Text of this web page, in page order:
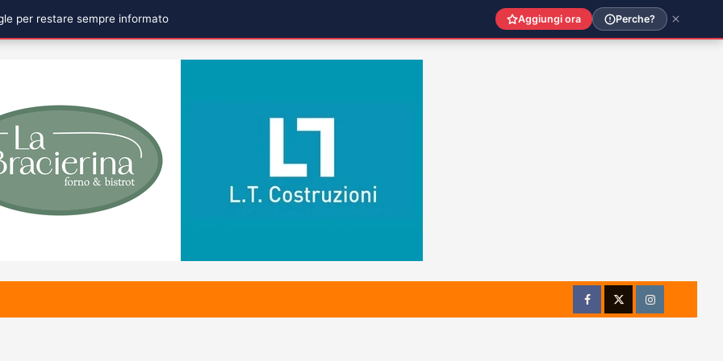
FacebookTwitterInstagram
per restare sempre informato Aggiungi ora Perche?